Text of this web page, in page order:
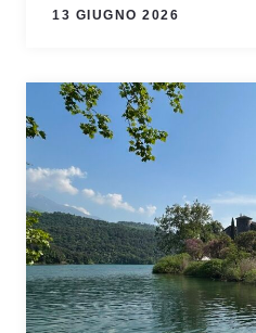
13 GIUGNO 2026